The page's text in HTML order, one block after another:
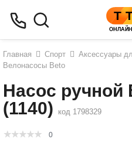
Главная Спорт Аксессуары
Велонасосы Beto
Насос ручной
(1140)
код 1798329
0